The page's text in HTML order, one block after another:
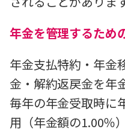
年金を管理するため
年金支払特約・年金
金・解約返戻金を年
毎年の年金受取時に
用（年金額の1.00％